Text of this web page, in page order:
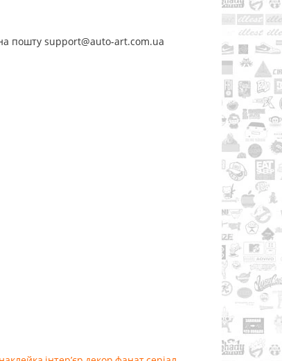
пошту support@auto-art.com.ua